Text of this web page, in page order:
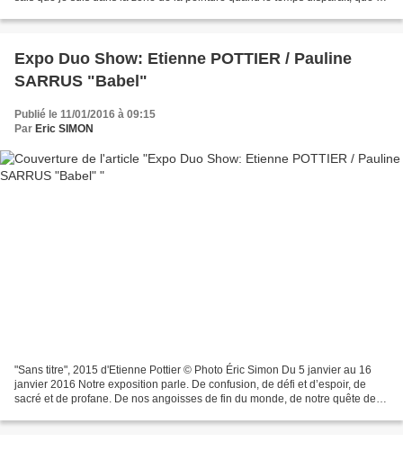
Expo Duo Show: Etienne POTTIER / Pauline
SARRUS "Babel"
Publié le 11/01/2016 à 09:15
Par Eric SIMON
"Sans titre", 2015 d'Etienne Pottier © Photo Éric Simon Du 5 janvier au 16
janvier 2016 Notre exposition parle. De confusion, de défi et d’espoir, de
sacré et de profane. De nos angoisses de fin du monde, de notre quête des